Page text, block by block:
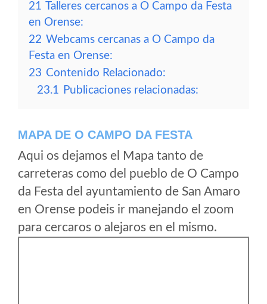
21 Talleres cercanos a O Campo da Festa
en Orense:
22 Webcams cercanas a O Campo da
Festa en Orense:
23 Contenido Relacionado:
23.1 Publicaciones relacionadas:
MAPA DE O CAMPO DA FESTA
Aqui os dejamos el Mapa tanto de
carreteras como del pueblo de O Campo
da Festa del ayuntamiento de San Amaro
en Orense podeis ir manejando el zoom
para cercaros o alejaros en el mismo.